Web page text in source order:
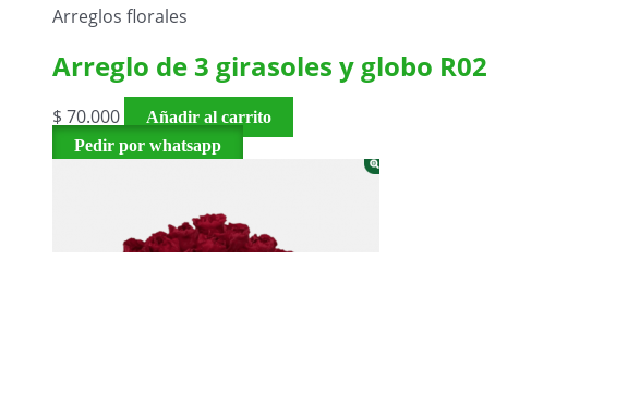
Arreglos florales
Arreglo de 3 girasoles y globo R02
$ 70.000
Añadir al carrito
Pedir por whatsapp